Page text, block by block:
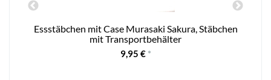
Essstäbchen mit Case Murasaki Sakura, Stäbchen
mit Transportbehälter
9,95 € *